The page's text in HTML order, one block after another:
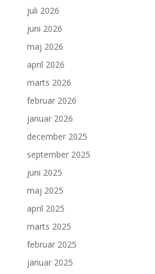
juli 2026
juni 2026
maj 2026
april 2026
marts 2026
februar 2026
januar 2026
december 2025
september 2025
juni 2025
maj 2025
april 2025
marts 2025
februar 2025
januar 2025